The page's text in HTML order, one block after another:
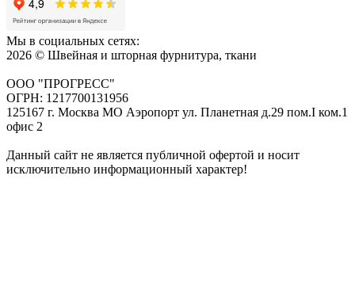
Мы в социальных сетях:
2026 © Швейная и шторная фурнитура, ткани
ООО "ПРОГРЕСС"
ОГРН: 1217700131956
125167 г. Москва МО Аэропорт ул. Планетная д.29 пом.I ком.1
офис 2
Данный сайт не является публичной офертой и носит
исключительно информационный характер!